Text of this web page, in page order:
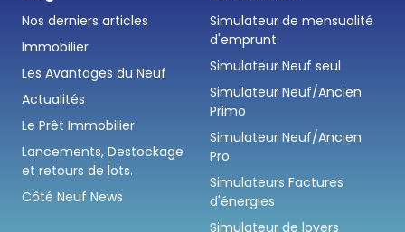
Nos derniers articles
Immobilier
Les Avantages du Neuf
Actualités
Le Prêt Immobilier
Lancements, Destockage
et retours de lots.
Côté Neuf News
Simulateur de mensualité
d'emprunt
Simulateur Neuf seul
Simulateur Neuf/Ancien
Primo
Simulateur Neuf/Ancien
Pro
Simulateurs Factures
d'énergies
Simulateur de loyers